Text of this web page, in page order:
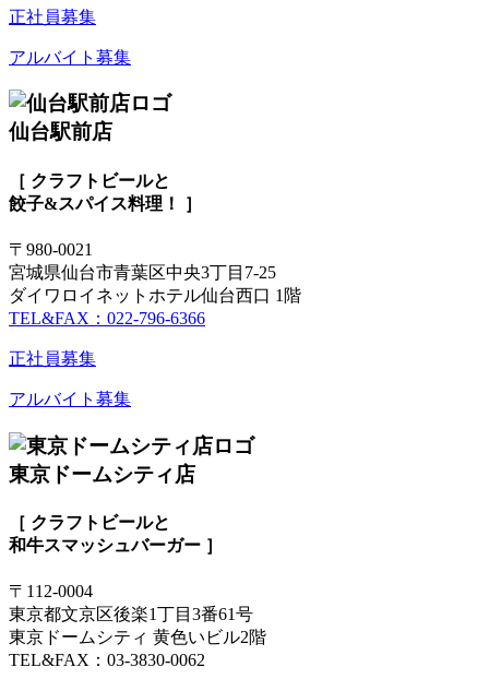
正社員募集
アルバイト募集
仙台駅前店
［ クラフトビールと
餃子&スパイス料理！ ］
〒980-0021
宮城県仙台市青葉区中央3丁目7-25
ダイワロイネットホテル仙台西口 1階
TEL&FAX：022-796-6366
正社員募集
アルバイト募集
東京ドームシティ店
［ クラフトビールと
和牛スマッシュバーガー ］
〒112-0004
東京都文京区後楽1丁目3番61号
東京ドームシティ 黄色いビル2階
TEL&FAX：03-3830-0062